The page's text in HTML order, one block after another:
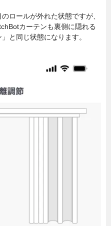
ロールが外れた状態ですが、
カーテンも裏側に隠れる
と同じ状態になります。